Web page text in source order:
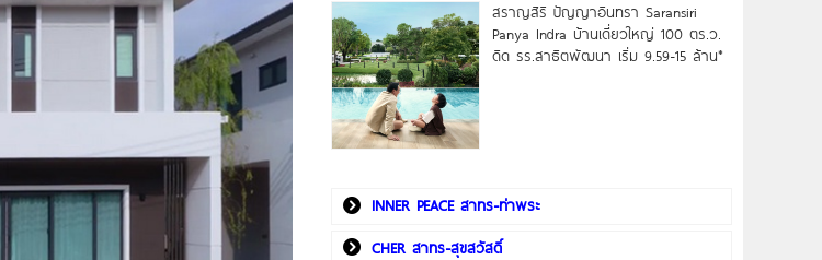
สราญสิริ ปัญญาอินทรา Saransiri
Panya Indra บ้านเดี่ยวใหญ่ 100 ตร.ว.
ดิด รร.สาธิตพัฒนา เริ่ม 9.59-15 ล้าน*
INNER PEACE สาทร-ท่าพระ
CHER สาทร-สุขสวัสดิ์